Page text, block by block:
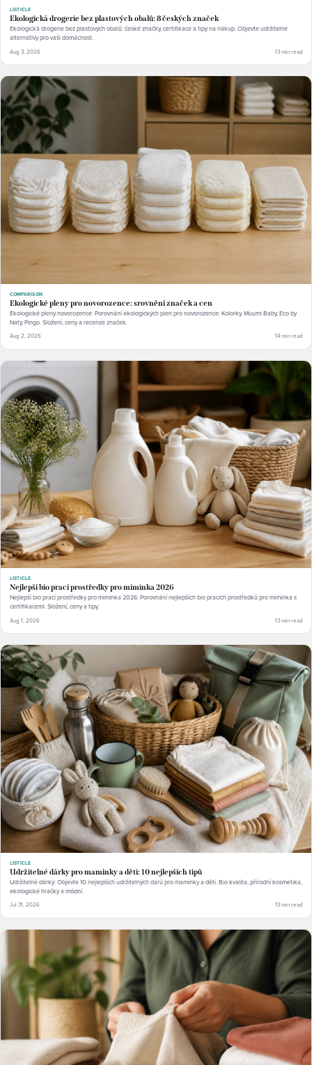
LISTICLE
Ekologická drogerie bez plastových obalů: 8 českých značek
Ekologická drogerie bez plastových obalů: české značky, certifikace a tipy na nákup. Objevte udržitelné
alternativy pro vaši domácnost.
Aug 3, 2026 13 min read
COMPARISON
Ekologické pleny pro novorozence: srovnění značek a cen
Ekologické pleny novorozence: Porovnání ekologických plen pro novorozence: Kolorky, Muumi Baby, Eco by
Naty, Pingo. Složení, ceny a recenze značek.
Aug 2, 2026 14 min read
LISTICLE
Nejlepší bio prací prostředky pro miminka 2026
Nejlepší bio prací prostředky pro miminka 2026: Porovnání nejlepších bio pracích prostředků pro miminka s
certifikacemi. Složení, ceny a tipy.
Aug 1, 2026 13 min read
LISTICLE
Udržitelné dárky pro maminky a děti: 10 nejlepších tipů
Udržitelné dárky: Objevte 10 nejlepších udržitelných darů pro maminky a děti. Bio kvalita, přírodní kosmetika,
ekologické hračky a módní.
Jul 31, 2026 13 min read